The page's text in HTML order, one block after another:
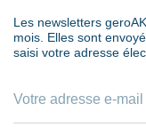
Les newsletters
mois. Elles sont
saisi votre adresse